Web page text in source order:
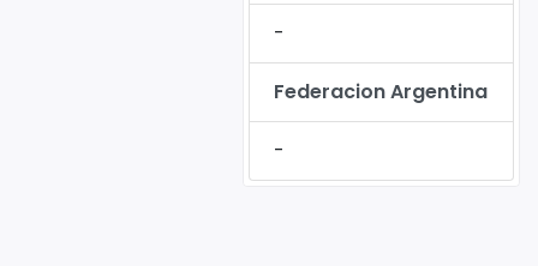
-
Federacion Argentina
-